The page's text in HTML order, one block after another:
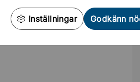
Inställningar Godkänn